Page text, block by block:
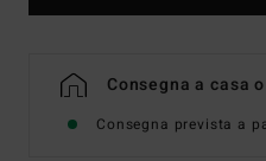
Consegna a casa
Consegna prevista a